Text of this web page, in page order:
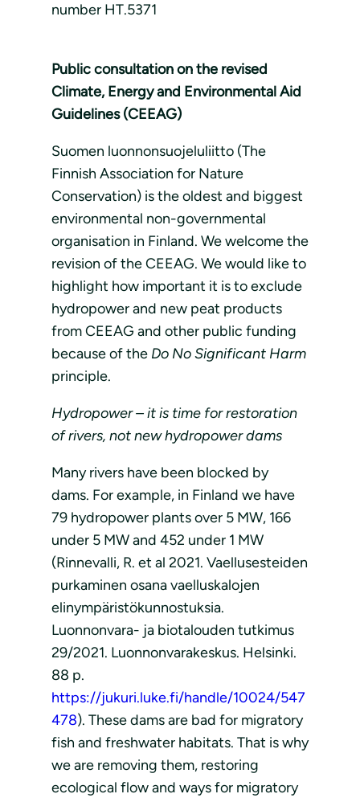
number HT.5371
Public consultation on the revised
Climate, Energy and Environmental Aid
Guidelines (CEEAG)
Suomen luonnonsuojeluliitto (The
Finnish Association for Nature
Conservation) is the oldest and biggest
environmental non-governmental
organisation in Finland. We welcome the
revision of the CEEAG. We would like to
highlight how important it is to exclude
hydropower and new peat products
from CEEAG and other public funding
because of the Do No Significant Harm
principle.
Hydropower – it is time for restoration
of rivers, not new hydropower dams
Many rivers have been blocked by
dams. For example, in Finland we have
79 hydropower plants over 5 MW, 166
under 5 MW and 452 under 1 MW
(Rinnevalli, R. et al 2021. Vaellusesteiden
purkaminen osana vaelluskalojen
elinympäristökunnostuksia.
Luonnonvara- ja biotalouden tutkimus
29/2021. Luonnonvarakeskus. Helsinki.
88 p.
https://jukuri.luke.fi/handle/10024/547
478). These dams are bad for migratory
fish and freshwater habitats. That is why
we are removing them, restoring
ecological flow and ways for migratory